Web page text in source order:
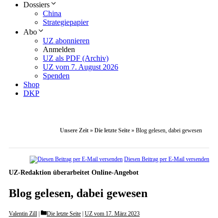
Dossiers
China
Strategiepapier
Abo
UZ abonnieren
Anmelden
UZ als PDF (Archiv)
UZ vom 7. August 2026
Spenden
Shop
DKP
Unsere Zeit » Die letzte Seite » Blog gelesen, dabei gewesen
Diesen Beitrag per E-Mail versenden
UZ-Redaktion überarbeitet Online-Angebot
Blog gelesen, dabei gewesen
Valentin Zill Categories
Die letzte Seite UZ vom 17. März 2023